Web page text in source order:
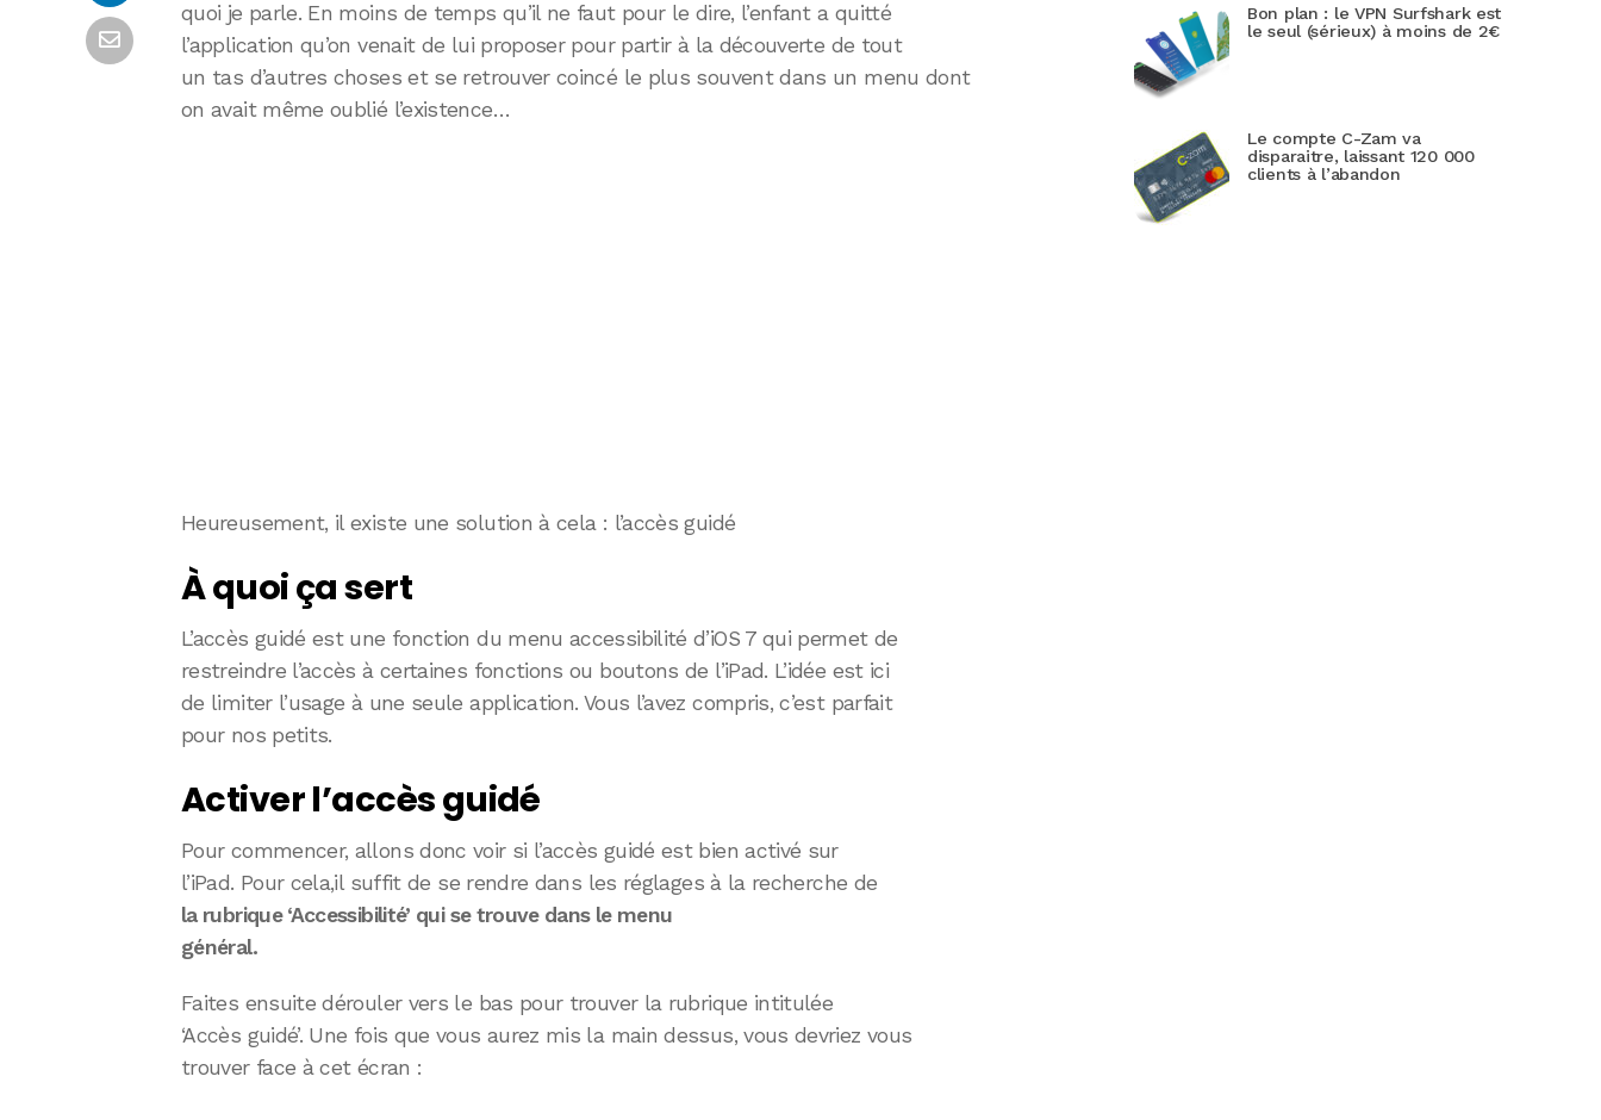
quoi je parle. En moins de temps qu’il ne faut pour le dire, l’enfant a quitté
l’application qu’on venait de lui proposer pour partir à la découverte de tout
un tas d’autres choses et se retrouver coincé le plus souvent dans un menu dont
on avait même oublié l’existence…
Heureusement, il existe une solution à cela : l’accès guidé
À quoi ça sert
L’accès guidé est une fonction du menu accessibilité d’iOS 7 qui permet de
restreindre l’accès à certaines fonctions ou boutons de l’iPad. L’idée est ici
de limiter l’usage à une seule application. Vous l’avez compris, c’est parfait
pour nos petits.
Activer l’accès guidé
Pour commencer, allons donc voir si l’accès guidé est bien activé sur
l’iPad. Pour cela,il suffit de se rendre dans les réglages à la recherche de
la rubrique ‘Accessibilité’ qui se trouve dans le menu
général.
Faites ensuite dérouler vers le bas pour trouver la rubrique intitulée
‘Accès guidé’. Une fois que vous aurez mis la main dessus, vous devriez vous
trouver face à cet écran :
Bon plan : le VPN Surfshark est
le seul (sérieux) à moins de 2€
Le compte C-Zam va
disparaitre, laissant 120 000
clients à l’abandon